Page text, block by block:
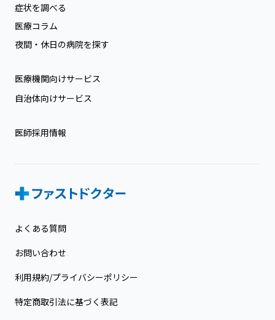
症状を調べる
医療コラム
夜間・休日の病院を探す
医療機関向けサービス
自治体向けサービス
医師採用情報
よくある質問
お問い合わせ
利用規約/プライバシーポリシー
特定商取引法に基づく表記